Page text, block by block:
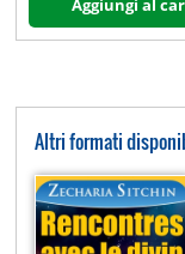
Aggiungi al
Altri formati